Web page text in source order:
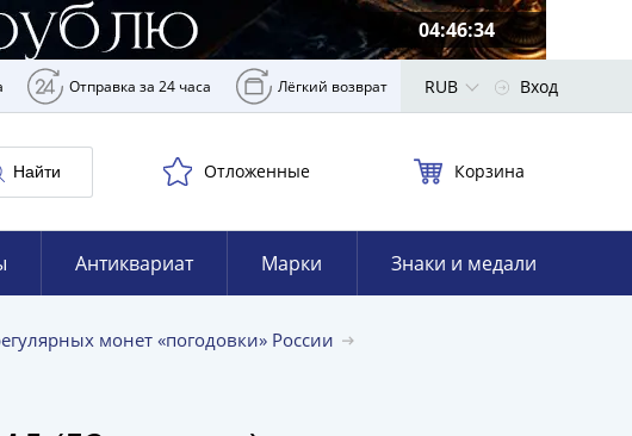
04:46:33
Отправка за 24 часа Лёгкий возврат RUB Вход
Найти Отложенные Корзина
Антиквариат Марки Знаки и медали
монет «погодовки» России